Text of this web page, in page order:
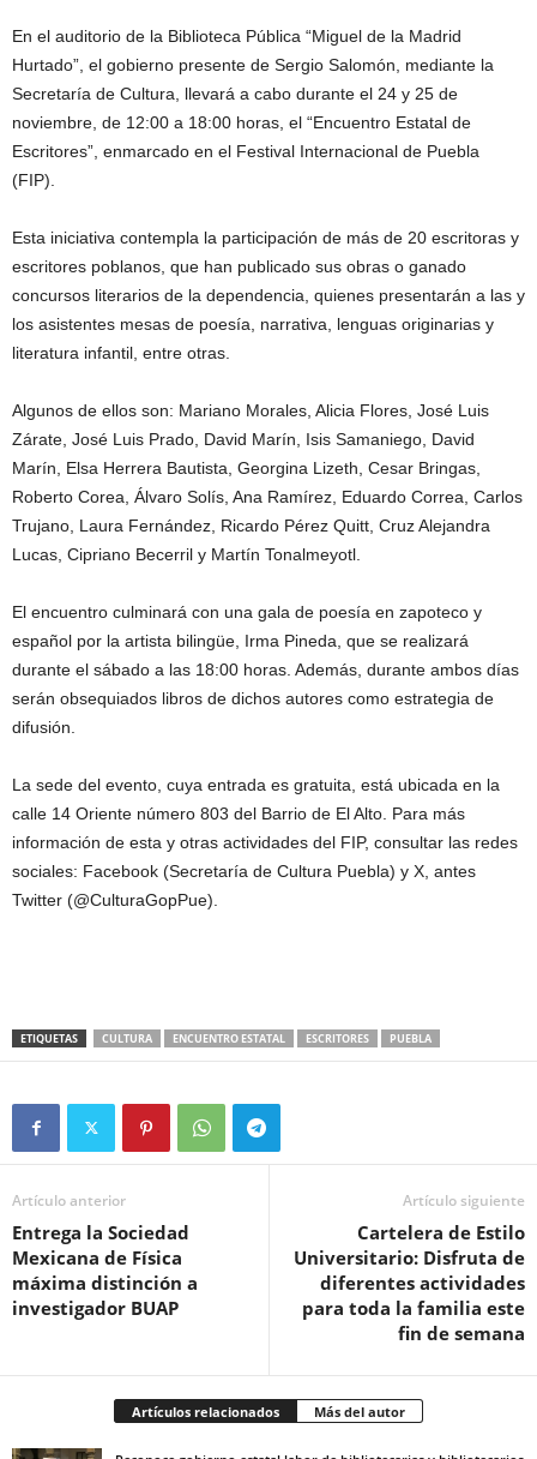
En el auditorio de la Biblioteca Pública “Miguel de la Madrid
Hurtado”, el gobierno presente de Sergio Salomón, mediante la
Secretaría de Cultura, llevará a cabo durante el 24 y 25 de
noviembre, de 12:00 a 18:00 horas, el “Encuentro Estatal de
Escritores”, enmarcado en el Festival Internacional de Puebla
(FIP).
Esta iniciativa contempla la participación de más de 20 escritoras y
escritores poblanos, que han publicado sus obras o ganado
concursos literarios de la dependencia, quienes presentarán a las y
los asistentes mesas de poesía, narrativa, lenguas originarias y
literatura infantil, entre otras.
Algunos de ellos son: Mariano Morales, Alicia Flores, José Luis
Zárate, José Luis Prado, David Marín, Isis Samaniego, David
Marín, Elsa Herrera Bautista, Georgina Lizeth, Cesar Bringas,
Roberto Corea, Álvaro Solís, Ana Ramírez, Eduardo Correa, Carlos
Trujano, Laura Fernández, Ricardo Pérez Quitt, Cruz Alejandra
Lucas, Cipriano Becerril y Martín Tonalmeyotl.
El encuentro culminará con una gala de poesía en zapoteco y
español por la artista bilingüe, Irma Pineda, que se realizará
durante el sábado a las 18:00 horas. Además, durante ambos días
serán obsequiados libros de dichos autores como estrategia de
difusión.
La sede del evento, cuya entrada es gratuita, está ubicada en la
calle 14 Oriente número 803 del Barrio de El Alto. Para más
información de esta y otras actividades del FIP, consultar las redes
sociales: Facebook (Secretaría de Cultura Puebla) y X, antes
Twitter (@CulturaGopPue).
ETIQUETAS CULTURA ENCUENTRO ESTATAL ESCRITORES PUEBLA
Artículo anterior
Entrega la Sociedad
Mexicana de Física
máxima distinción a
investigador BUAP
Artículo siguiente
Cartelera de Estilo
Universitario: Disfruta de
diferentes actividades
para toda la familia este
fin de semana
Artículos relacionados Más del autor